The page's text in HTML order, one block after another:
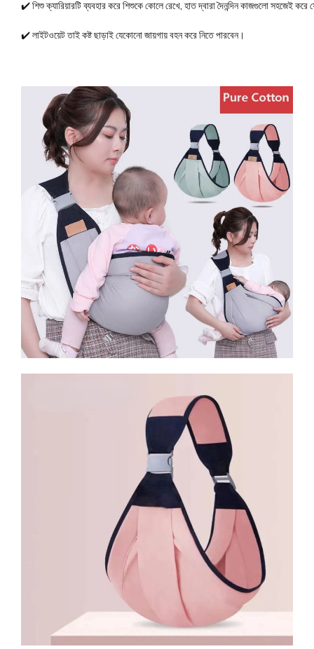
✔️ শিশু ক্যারিয়ারটি ব্যবহার করে শিশুকে কোলে রেখে, হাত দ্বারা দৈনন্দিন কাজগুলো সহজেই করে
✔️ লাইটওয়েট তাই কষ্ট ছাড়াই যেকোনো জায়গায় বহন করে নিতে পারবেন।